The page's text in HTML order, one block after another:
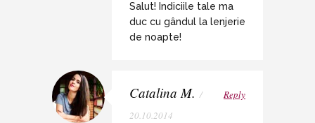
Salut! Indiciile tale ma
duc cu gândul la lenjerie
de noapte!
Catalina M. /
20.10.2014
Reply